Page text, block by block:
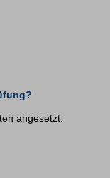
angesetzt.